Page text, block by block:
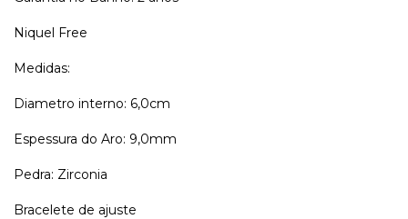
Niquel Free
Medidas:
Diametro interno: 6,0cm
Espessura do Aro: 9,0mm
Pedra: Zirconia
Bracelete de ajuste